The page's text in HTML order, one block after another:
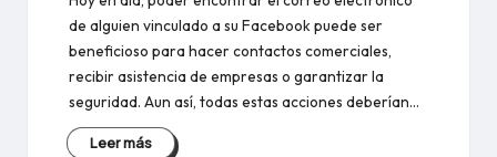
de alguien vinculado a su Facebook puede ser
beneficioso para hacer contactos comerciales,
recibir asistencia de empresas o garantizar la
seguridad. Aun así, todas estas acciones deberían…
Leer más